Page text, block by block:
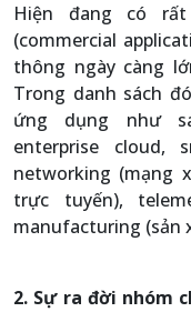
Hiện đang có
(commercial
thông ngày càng
Trong danh sách
ứng dụng như
enterprise cloud,
networking (mạng
trực tuyến),
manufacturing (sản
2. Sự ra đời nhóm